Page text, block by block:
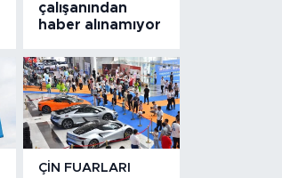
çalışanından
haber alınamıyor
ÇIN FUARLARI